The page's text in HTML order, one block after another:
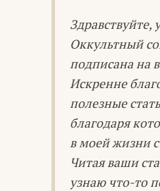
Оккультный
подписана на
Искренне
полезные
благодаря
в моей жизни
Читая ваши
узнаю что-то